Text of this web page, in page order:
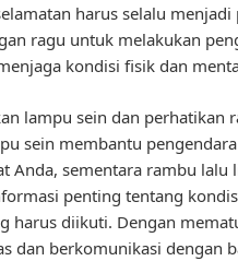
harus selalu
ragu untuk melakukan
kondisi fisik dan
lampu sein dan perhatikan
sein membantu
Anda, sementara rambu lalu
penting tentang
harus diikuti. Dengan
dan berkomunikasi dengan